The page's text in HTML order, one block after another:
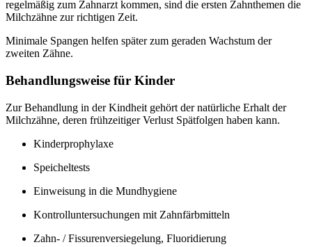
regelmäßig zum Zahnarzt kommen, sind die ersten Zahnthemen die
Milchzähne zur richtigen Zeit.
Minimale Spangen helfen später zum geraden Wachstum der
zweiten Zähne.
Behandlungsweise für Kinder
Zur Behandlung in der Kindheit gehört der natürliche Erhalt der
Milchzähne, deren frühzeitiger Verlust Spätfolgen haben kann.
Kinderprophylaxe
Speicheltests
Einweisung in die Mundhygiene
Kontrolluntersuchungen mit Zahnfärbmitteln
Zahn- / Fissurenversiegelung, Fluoridierung